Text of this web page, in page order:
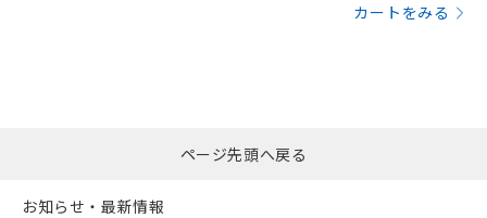
カートをみる
ページ先頭へ戻る
お知らせ・最新情報